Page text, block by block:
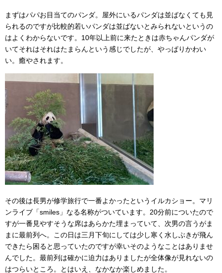
まずはパパお目当てのパンダ。屋外にいるパンダは並ばなくても見
られるのですが比較的若いパンダは並ばないとみられないというの
はよくわからないです。10年以上前に来たときは赤ちゃんパンダが
いてそれはそれはたまらんという感じでしたが、やっぱりかわい
い。癒やされます。
その後は長男が修学旅行で一番よかったというイルカショー。マリ
ンライブ「smiles」なる名称がついています。20分前についたので
すが一番見やすそうな席はあらかた埋まっていて、次男の言うがま
まに最前列へ。この日は三月下旬にしては少し寒く水しぶきが飛ん
できたら困ると思っていたのですが幸いそのようなことはありませ
んでした。最前列は確かに迫力はありましたが全体像が見れないの
はつらいところ。とはいえ、なかなか楽しめました。